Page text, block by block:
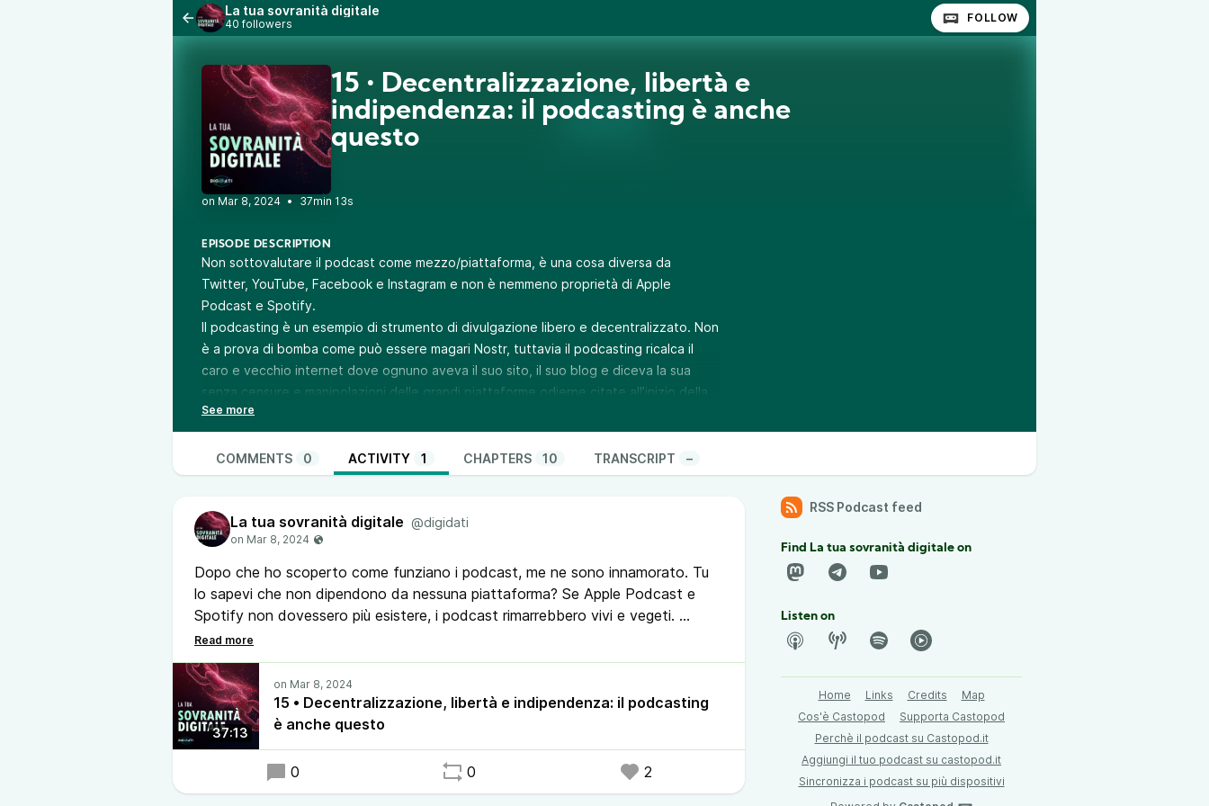
La tua sovranità digitale
40 followers FOLLOW
15 • Decentralizzazione, libertà e
indipendenza: il podcasting è anche
questo
• 37min 13s
EPISODE DESCRIPTION
Non sottovalutare il podcast come mezzo/piattaforma, è una cosa diversa da
Twitter, YouTube, Facebook e Instagram e non è nemmeno proprietà di Apple
Podcast e Spotify.
Il podcasting è un esempio di strumento di divulgazione libero e decentralizzato. Non
è a prova di bomba come può essere magari Nostr, tuttavia il podcasting ricalca il
caro e vecchio internet dove ognuno aveva il suo sito, il suo blog e diceva la sua
senza censure e manipolazioni delle grandi piattaforme odierne citate all’inizio della
descrizione.
Se cerchi bene, troverai podcast preziosissimi, delle vere e proprie perle su internet.
Ti potranno aiutare nel tuo percorso verso la sovranità e la libertà. Nella puntata di
oggi ti racconto la mia scoperta dei podcast e perché li preferisco ai soliti reel e
00:00 Intro
01:00 Che c’entra il podcasting e la sovranità digitale?
04:50 Come funziona un podcast?
11:16 Adam Curry e Apple tra i protagonisti del podcast
17:30 Il podcast 2.0 è qui da tempo, ma non per tutti
27:54 Fare un podcast, nel pratico
31:53 Il podcasting ha ora una sua casa, forse
34:23 Se vuoi, puoi farlo anche tu!
35:57 Il tuo supporto e la tua voce
COMMENTS 0 ACTIVITY 1 CHAPTERS 10 TRANSCRIPT –
La tua sovranità digitale @digidati
Dopo che ho scoperto come funziano i podcast, me ne sono innamorato. Tu
lo sapevi che non dipendono da nessuna piattaforma? Se Apple Podcast e
Spotify non dovessero più esistere, i podcast rimarrebbero vivi e vegeti.
E lo sapevi che puoi donare al tuo podcaster preferito micro quantità di bitcoin
in automatico per ogni x minuti di ascolto?
Parliamo di questo e molto altro nella puntata di oggi!
37:13
15 • Decentralizzazione, libertà e indipendenza: il podcasting
è anche questo
0 0 2
RSS Podcast feed
Find La tua sovranità digitale on
Listen on
Home Links Credits
Map
Cos'è Castopod
Supporta Castopod
Perchè il podcast su Castopod.it
Aggiungi il tuo podcast su castopod.it
Sincronizza i podcast su più dispositivi